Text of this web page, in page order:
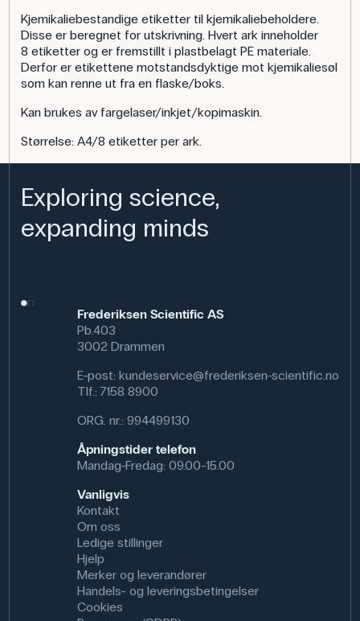
Kjemikaliebestandige etiketter til kjemikaliebeholdere.
Disse er beregnet for utskrivning. Hvert ark inneholder
8 etiketter og er fremstillt i plastbelagt PE materiale.
Derfor er etikettene motstandsdyktige mot kjemikaliesøl
som kan renne ut fra en flaske/boks.
Kan brukes av fargelaser/inkjet/kopimaskin.
Størrelse: A4/8 etiketter per ark.
Exploring science,
expanding minds
Frederiksen Scientific AS
Pb.403
3002 Drammen
E-post: kundeservice@frederiksen-scientific.no
Tlf.: 7158 8900
ORG. nr.: 994499130
Åpningstider telefon
Mandag-Fredag: 09.00-15.00
Vanligvis
Kontakt
Om oss
Ledige stillinger
Hjelp
Merker og leverandører
Handels- og leveringsbetingelser
Cookies